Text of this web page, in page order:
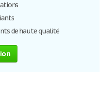
de haute qualité